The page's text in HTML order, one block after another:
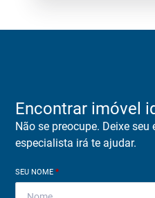
Encontrar imóvel
Não se preocupe. Deixe
especialista irá te ajudar.
SEU NOME*